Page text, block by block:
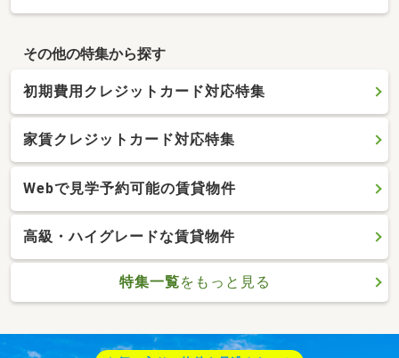
その他の特集から探す
初期費用クレジットカード対応特集
家賃クレジットカード対応特集
Webで見学予約可能の賃貸物件
高級・ハイグレードな賃貸物件
特集一覧をもっと見る